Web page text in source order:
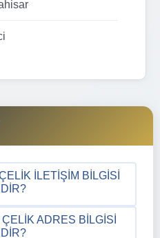
İLETIŞIM BILGISI
ADRES BILGISI